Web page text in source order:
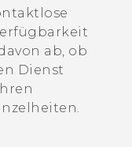
ab, ob
Dienst